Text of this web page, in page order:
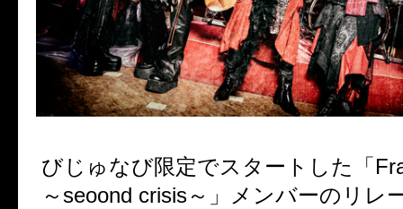
びじゅなび限定でスタートした「
～seoond crisis～」メンバーのリレ